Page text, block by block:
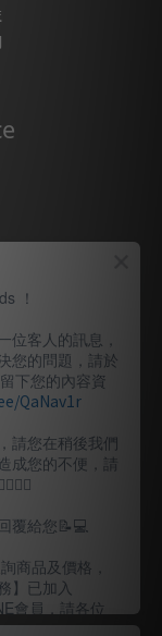
69號
！
位客人的訊息，
您的問題，請於
下您的內容資
QaNav1r
請您在稍後我們
成您的不便，請
覆給您📝💻️
商品及價格，
】已加入
會員，請各位